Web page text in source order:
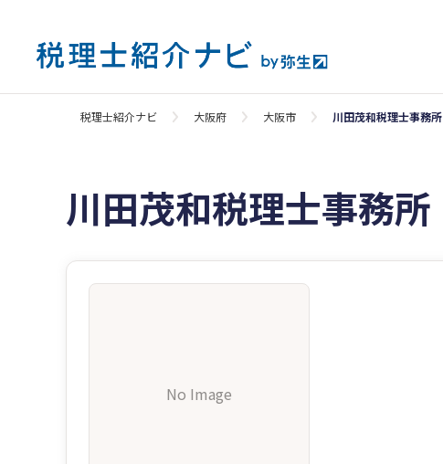
税理士紹介ナビ 大阪府 大阪市 川田茂和税理士事務所
川田茂和税理士事務所
No Image